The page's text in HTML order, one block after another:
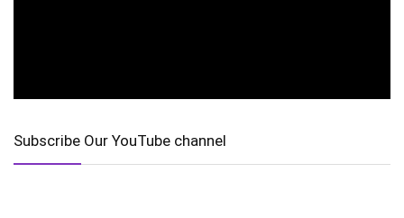
Subscribe Our YouTube channel